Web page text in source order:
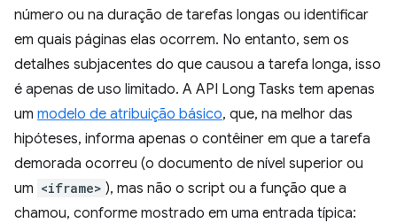
número ou na duração de tarefas longas ou identificar
em quais páginas elas ocorrem. No entanto, sem os
detalhes subjacentes do que causou a tarefa longa, isso
é apenas de uso limitado. A API Long Tasks tem apenas
um modelo de atribuição básico, que, na melhor das
hipóteses, informa apenas o contêiner em que a tarefa
demorada ocorreu (o documento de nível superior ou
um <iframe> ), mas não o script ou a função que a
chamou, conforme mostrado em uma entrada típica: